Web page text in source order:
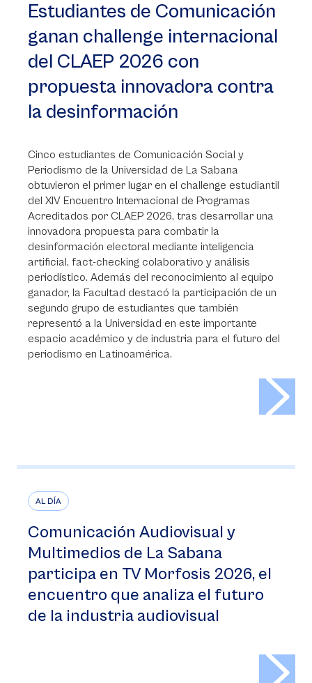
Estudiantes de Comunicación
ganan challenge internacional
del CLAEP 2026 con
propuesta innovadora contra
la desinformación
Cinco estudiantes de Comunicación Social y
Periodismo de la Universidad de La Sabana
obtuvieron el primer lugar en el challenge estudiantil
del XIV Encuentro Internacional de Programas
Acreditados por CLAEP 2026, tras desarrollar una
innovadora propuesta para combatir la
desinformación electoral mediante inteligencia
artificial, fact-checking colaborativo y análisis
periodístico. Además del reconocimiento al equipo
ganador, la Facultad destacó la participación de un
segundo grupo de estudiantes que también
representó a la Universidad en este importante
espacio académico y de industria para el futuro del
periodismo en Latinoamérica.
AL DÍA
Comunicación Audiovisual y
Multimedios de La Sabana
participa en TV Morfosis 2026, el
encuentro que analiza el futuro
de la industria audiovisual